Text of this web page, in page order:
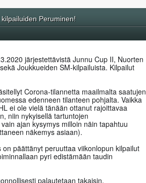
Peruminen!
järjestettävistä Junnu Cup II, Nuorten
Joukkueiden SM-kilpailuista. Kilpailut
Corona-tilannetta maailmalta saatujen
edenneen tilanteen pohjalta. Vaikka
ei ole vielä tänään ottanut rajoittavaa
niin nykyisellä tartuntojen
ajan kysymys milloin näin tapahtuu
näkemys asiaan).
on päättänyt peruuttaa viikonlopun kilpailut
pyri edistämään taudin
palautetaan takaisin.